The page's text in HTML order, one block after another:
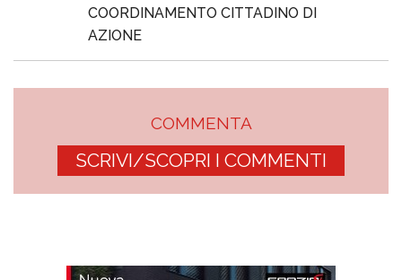
COORDINAMENTO CITTADINO DI
AZIONE
COMMENTA
SCRIVI/SCOPRI I COMMENTI